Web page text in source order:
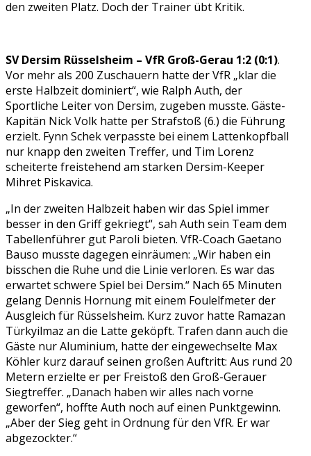
den zweiten Platz. Doch der Trainer übt Kritik.
SV Dersim Rüsselsheim – VfR Groß-Gerau 1:2 (0:1).
Vor mehr als 200 Zuschauern hatte der VfR „klar die
erste Halbzeit dominiert“, wie Ralph Auth, der
Sportliche Leiter von Dersim, zugeben musste. Gäste-
Kapitän Nick Volk hatte per Strafstoß (6.) die Führung
erzielt. Fynn Schek verpasste bei einem Lattenkopfball
nur knapp den zweiten Treffer, und Tim Lorenz
scheiterte freistehend am starken Dersim-Keeper
Mihret Piskavica.
„In der zweiten Halbzeit haben wir das Spiel immer
besser in den Griff gekriegt“, sah Auth sein Team dem
Tabellenführer gut Paroli bieten. VfR-Coach Gaetano
Bauso musste dagegen einräumen: „Wir haben ein
bisschen die Ruhe und die Linie verloren. Es war das
erwartet schwere Spiel bei Dersim.“ Nach 65 Minuten
gelang Dennis Hornung mit einem Foulelfmeter der
Ausgleich für Rüsselsheim. Kurz zuvor hatte Ramazan
Türkyilmaz an die Latte geköpft. Trafen dann auch die
Gäste nur Aluminium, hatte der eingewechselte Max
Köhler kurz darauf seinen großen Auftritt: Aus rund 20
Metern erzielte er per Freistoß den Groß-Gerauer
Siegtreffer. „Danach haben wir alles nach vorne
geworfen“, hoffte Auth noch auf einen Punktgewinn.
„Aber der Sieg geht in Ordnung für den VfR. Er war
abgezockter.“